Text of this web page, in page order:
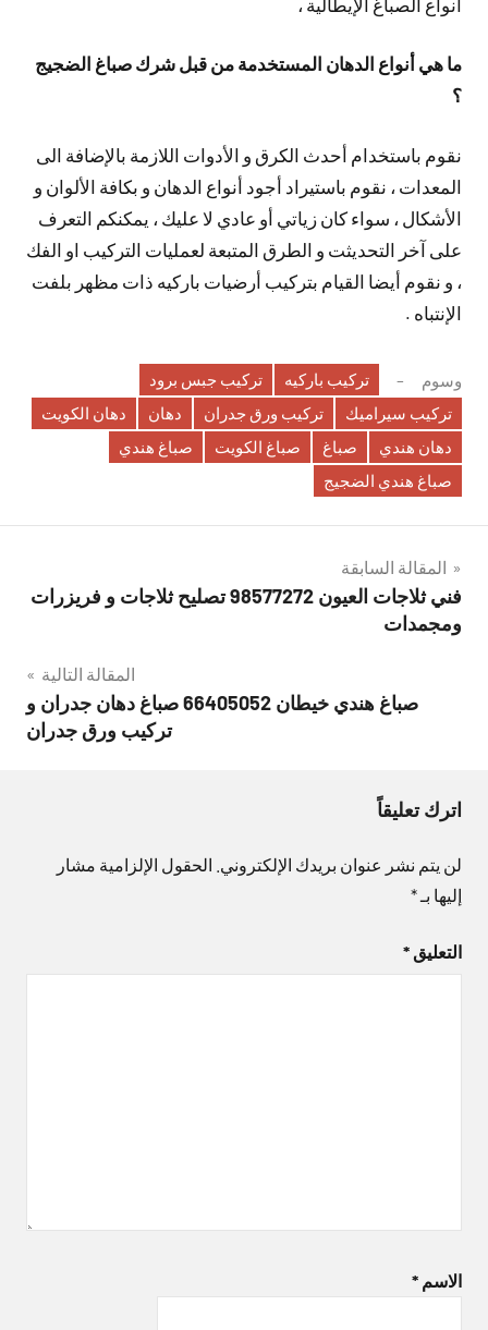
ما هي أنواع الدهان المستخدمة من قبل شرك صباغ الضجيج
؟
نقوم باستخدام أحدث الكرق و الأدوات اللازمة بالإضافة الى
المعدات ، نقوم باستيراد أجود أنواع الدهان و بكافة الألوان و
الأشكال ، سواء كان زياتي أو عادي لا عليك ، يمكنكم التعرف
على آخر التحديثت و الطرق المتبعة لعمليات التركيب او الفك
، و نقوم أيضا القيام بتركيب أرضيات باركيه ذات مظهر بلفت
الإنتباه .
وسوم تركيب باركيه
تركيب جبس برود
تركيب سيراميك
تركيب ورق جدران دهان
دهان الكويت
دهان هندي
صباغ صباغ الكويت
صباغ هندي
صباغ هندي الضجيج
تصفّح
المقالات
المقالة السابقة
فني ثلاجات العيون 98577272 تصليح ثلاجات و فريزرات
ومجمدات
المقالة التالية
صباغ هندي خيطان 66405052 صباغ دهان جدران و
تركيب ورق جدران
اترك تعليقاً
لن يتم نشر عنوان بريدك الإلكتروني. الحقول الإلزامية مشار
إليها بـ*
التعليق *
الاسم *